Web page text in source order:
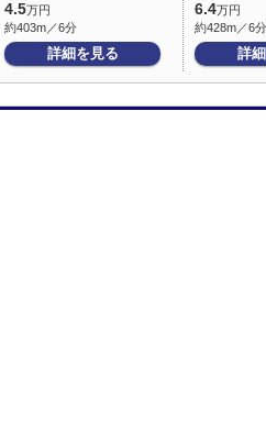
4.5万円
約403m／6分
詳細を見る
6.4万円
約428m／6分
詳